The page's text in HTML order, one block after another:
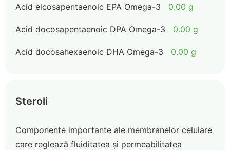
Acid eicosapentaenoic EPA Omega-3 0.00 g
Acid docosapentaenoic DPA Omega-3 0.00 g
Acid docosahexaenoic DHA Omega-3 0.00 g
Steroli
Componente importante ale membranelor celulare
care reglează fluiditatea și permeabilitatea